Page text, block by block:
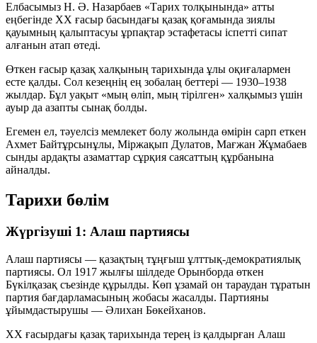
Елбасымыз Н. Ә. Назарбаев «Тарих толқынында» атты
еңбегінде XX ғасыр басындағы қазақ қоғамында зиялы
қауымның қалыптасуы ұрпақтар эстафетасы іспетті сипат
алғанын атап өтеді.
Өткен ғасыр қазақ халқының тарихында ұлы оқиғалармен
есте қалды. Сол кезеңнің ең зобалаң беттері — 1930–1938
жылдар. Бұл уақыт «мың өліп, мың тірілген» халқымыз үшін
ауыр да азапты сынақ болды.
Егемен ел, тәуелсіз мемлекет болу жолында өмірін сарп еткен
Ахмет Байтұрсынұлы, Міржақып Дулатов, Мағжан Жұмабаев
сынды ардақты азаматтар сұрқия саясаттың құрбанына
айналды.
Тарихи бөлім
Жүргізуші 1: Алаш партиясы
Алаш партиясы — қазақтың тұңғыш ұлттық-демократиялық
партиясы. Ол 1917 жылғы шілдеде Орынборда өткен
Бүкілқазақ съезінде құрылды. Көп ұзамай он тараудан тұратын
партия бағдарламасының жобасы жасалды. Партияны
ұйымдастырушы — Әлихан Бөкейханов.
ХХ ғасырдағы қазақ тарихында терең із қалдырған Алаш